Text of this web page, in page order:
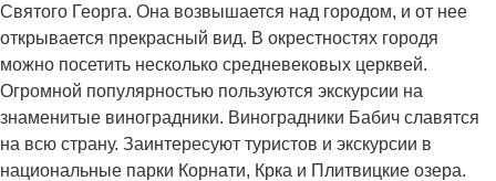
Святого Георга. Она возвышается над городом, и от нее
открывается прекрасный вид. В окрестностях городя
можно посетить несколько средневековых церквей.
Огромной популярностью пользуются экскурсии на
знаменитые виноградники. Виноградники Бабич славятся
на всю страну. Заинтересуют туристов и экскурсии в
национальные парки Корнати, Крка и Плитвицкие озера.